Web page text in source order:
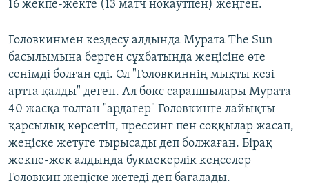
16 жекпе-жекте (13 матч нокаутпен) жеңген.
Головкинмен кездесу алдында Мурата The Sun
басылымына берген сұхбатында жеңісіне өте
сенімді болған еді. Ол "Головкиннің мықты кезі
артта қалды" деген. Ал бокс сарапшылары Мурата
40 жасқа толған "ардагер" Головкинге лайықты
қарсылық көрсетіп, прессинг пен соққылар жасап,
жеңіске жетуге тырысады деп болжаған. Бірақ
жекпе-жек алдында букмекерлік кеңселер
Головкин жеңіске жетеді деп бағалады.